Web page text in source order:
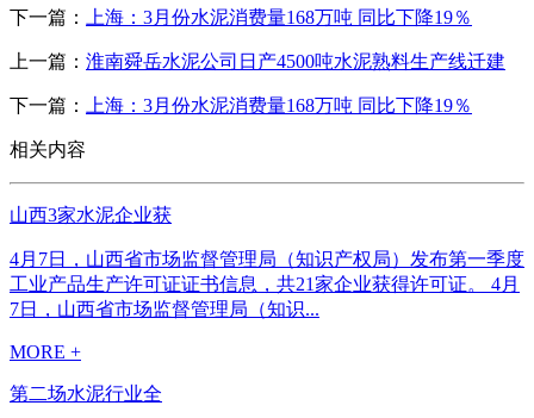
下一篇： 上海：3月份水泥消费量168万吨 同比下降19％
上一篇： 淮南舜岳水泥公司日产4500吨水泥熟料生产线迁建
下一篇： 上海：3月份水泥消费量168万吨 同比下降19％
相关内容
山西3家水泥企业获
4月7日，山西省市场监督管理局（知识产权局）发布第一季度
工业产品生产许可证证书信息，共21家企业获得许可证。 4月
7日，山西省市场监督管理局（知识...
MORE +
第二场水泥行业全